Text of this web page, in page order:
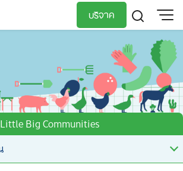
บริจาค
TH
EN
Little Big Communities